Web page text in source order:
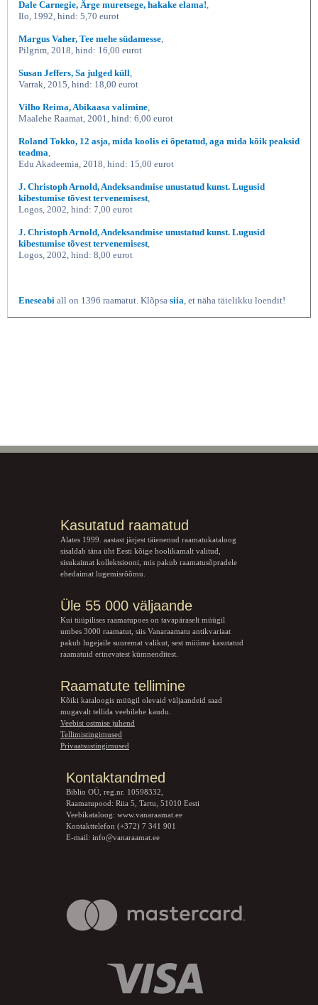
Dale Carnegie, Ärge muretsege, hakake elama!
Ilo, 1992, hind: 5,70 eurot
Margus Vaher, Tee mehe südamesse
Pilgrim, 2018, hind: 16,00 eurot
Susan Jeffers, Sa julged küll
Varrak, 2015, hind: 18,00 eurot
Vilho Reima, Abikaasa valimine
Maalehe Raamat, 2001, hind: 6,00 eurot
Roland Tokko, 12 asja, mida koolis ei õpetatud, aga mida kõik peaksid
teadma
Edu Akadeemia, 2018, hind: 15,00 eurot
J. Christoph Arnold, Andeksandmise unustatud kunst. Lugusid
kibestumise tõvest tervenemisest
Logos, 2002, hind: 7,00 eurot
J. Christoph Arnold, Andeksandmise unustatud kunst. Lugusid
kibestumise tõvest tervenemisest
Logos, 2002, hind: 8,00 eurot
Eneseabi all on 1396 raamatut. Klõpsa siia , et näha täielikku loendit!
Kasutatud raamatud
Alates 1999. aastast järjest täienenud raamatukataloog
sisaldab täna üht Eesti kõige hoolikamalt valitud,
sisukaimat kollektsiooni, mis pakub raamatusõpradele
ehedaimat lugemisrõõmu.
Üle 55 000 väljaande
Kui tüüpilises raamatupoes on tavapäraselt müügil
umbes 3000 raamatut, siis Vanaraamatu antikvariaat
pakub lugejaile suuremat valikut, sest müüme kasutatud
raamatuid erinevatest kümnenditest.
Raamatute tellimine
Kõiki kataloogis müügil olevaid väljaandeid saad
mugavalt tellida veebilehe kaudu.
Veebist ostmise juhend
Tellimistingimused
Privaatsustingimused
Kontaktandmed
Biblio OÜ, reg.nr. 10598332,
Raamatupood: Riia 5, Tartu, 51010 Eesti
Veebikataloog: www.vanaraamat.ee
Kontakttelefon (+372) 7 341 901
E-mail: info@vanaraamat.ee